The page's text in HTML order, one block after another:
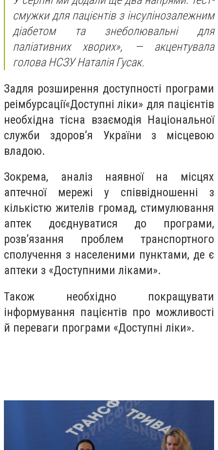
смужки для пацієнтів з інсулінозалежним
діабетом та знеболювальні для
паліативних хворих», — акцентувала
голова НСЗУ Наталія Гусак.
Задля розширення доступності програми
реімбурсації«Доступні ліки» для пацієнтів
необхідна тісна взаємодія Національної
служби здоров’я України з місцевою
владою.
Зокрема, аналіз наявної на місцях
аптечної мережі у співвідношенні з
кількістю жителів громад, стимулювання
аптек доєднуватися до програми,
розв’язання проблем транспортного
сполучення з населеними пунктами, де є
аптеки з «Доступними ліками».
Також необхідно покращувати
інформування пацієнтів про можливості
й переваги програми «Доступні ліки».